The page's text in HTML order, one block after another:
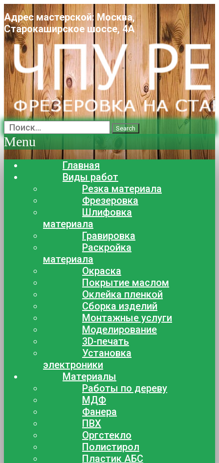
Адрес мастерской: Москва,
Старокаширское шоссе, 4А
Search
Menu
Главная
Виды работ
Резка материала
Фрезеровка
Шлифовка
материала
Гравировка
Раскройка
материала
Окраска
Покрытие маслом
Оклейка пленкой
Сборка изделий
Монтажные услуги
Моделирование
3D-печать
Установка
электроники
Материалы
Работы по дереву
МДФ
Фанера
ПВХ
Оргстекло
Полистирол
Пластик АБС